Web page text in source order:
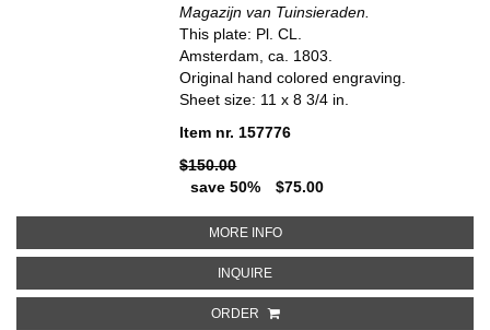
Magazijn van Tuinsieraden.
This plate: Pl. CL.
Amsterdam, ca. 1803.
Original hand colored engraving.
Sheet size: 11 x 8 3/4 in.
Item nr. 157776
$150.00
save 50%
$75.00
MORE INFOABOUT PL. CL MAGAZIJN VAN
INQUIREABOUT PL. CL MAGAZIJN VAN
ORDER